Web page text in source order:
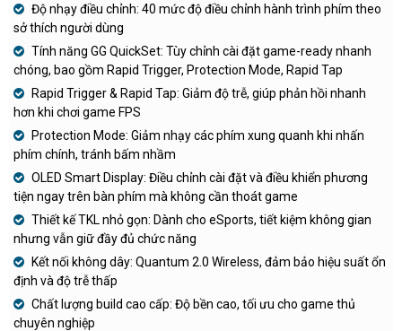
Độ nhạy điều chỉnh: 40 mức độ điều chỉnh hành trình phím theo
sở thích người dùng
Tính năng GG QuickSet: Tùy chỉnh cài đặt game-ready nhanh
chóng, bao gồm Rapid Trigger, Protection Mode, Rapid Tap
Rapid Trigger & Rapid Tap: Giảm độ trễ, giúp phản hồi nhanh
hơn khi chơi game FPS
Protection Mode: Giảm nhạy các phím xung quanh khi nhấn
phím chính, tránh bấm nhầm
OLED Smart Display: Điều chỉnh cài đặt và điều khiển phương
tiện ngay trên bàn phím mà không cần thoát game
Thiết kế TKL nhỏ gọn: Dành cho eSports, tiết kiệm không gian
nhưng vẫn giữ đầy đủ chức năng
Kết nối không dây: Quantum 2.0 Wireless, đảm bảo hiệu suất ổn
định và độ trễ thấp
Chất lượng build cao cấp: Độ bền cao, tối ưu cho game thủ
chuyên nghiệp